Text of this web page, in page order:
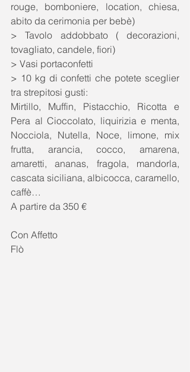
rouge, bomboniere, location, chiesa,
abito da cerimonia per bebè)
> Tavolo addobbato ( decorazioni,
tovagliato, candele, fiori)
> Vasi portaconfetti
> 10 kg di confetti che potete sceglier
tra strepitosi gusti:
Mirtillo, Muffin, Pistacchio, Ricotta e
Pera al Cioccolato, liquirizia e menta,
Nocciola, Nutella, Noce, limone, mix
frutta, arancia, cocco, amarena,
amaretti, ananas, fragola, mandorla,
cascata siciliana, albicocca, caramello,
caffè…
A partire da 350 €
Con Affetto
Flò